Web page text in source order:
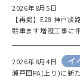
2026年8月5日
【再掲】E28 神戸
駐車ます増設工事に
2026年8月4日 イ
瀬戸田PA(上り)に新